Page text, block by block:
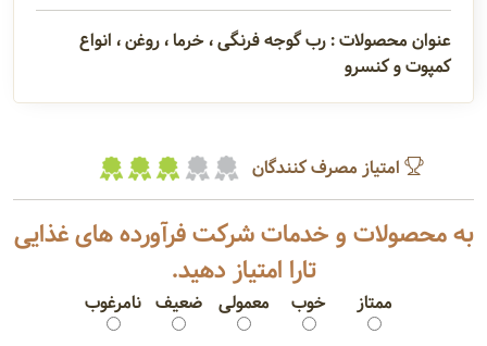
عنوان محصولات : رب گوجه فرنگی ، خرما ، روغن ، انواع
کمپوت و کنسرو
امتیاز مصرف کنندگان
به محصولات و خدمات شرکت فرآورده های غذایی
تارا امتیاز دهید.
نامرغوب ضعیف معمولی خوب ممتاز